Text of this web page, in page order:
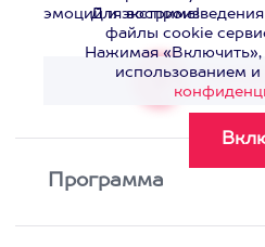
эмоций и экстрима!
Для
файлы cookie
Нажимая «Включить»,
использованием
Программа